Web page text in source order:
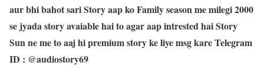
aur bhi bahot sari Story aap ko Family season me milegi 2000
se jyada story avaiable hai to agar aap intrested hai Story
Sun ne me to aaj hi premium story ke liye msg kare Telegram
ID : @audiostory69